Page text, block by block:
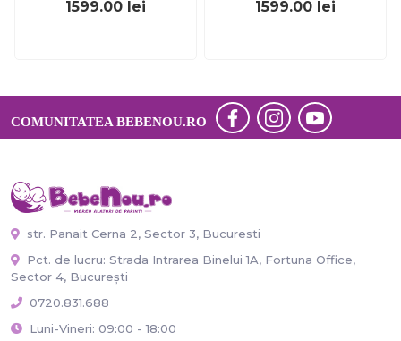
1599.00 lei 1599.00 lei
COMUNITATEA BEBENOU.RO
str. Panait Cerna 2, Sector 3, Bucuresti
Pct. de lucru: Strada Intrarea Binelui 1A, Fortuna Office,
Sector 4, București
0720.831.688
Luni-Vineri: 09:00 - 18:00